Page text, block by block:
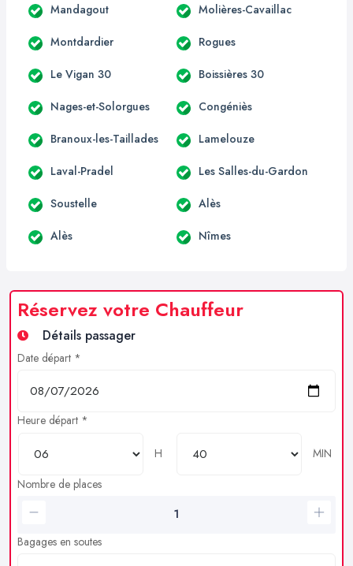
Mandagout Molières-Cavaillac
Montdardier Rogues
Le Vigan 30 Boissières 30
Nages-et-Solorgues Congéniès
Branoux-les-Taillades Lamelouze
Laval-Pradel Les Salles-du-Gardon
Soustelle Alès
Alès Nîmes
Réservez votre Chauffeur
Détails passager
Date départ *
Heure départ *
H
MIN
Nombre de places
Bagages en soutes